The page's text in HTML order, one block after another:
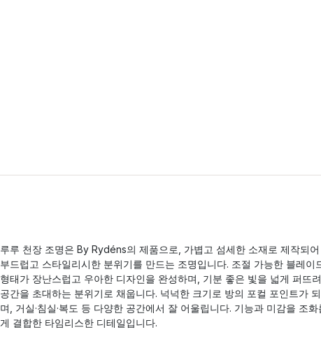
루루 천장 조명은 By Rydéns의 제품으로, 가볍고 섬세한 소재로 제작되어
부드럽고 스타일리시한 분위기를 만드는 조명입니다. 조절 가능한 블레이
형태가 장난스럽고 우아한 디자인을 완성하며, 기분 좋은 빛을 넓게 퍼뜨려
공간을 초대하는 분위기로 채웁니다. 넉넉한 크기로 방의 포컬 포인트가 되
며, 거실·침실·복도 등 다양한 공간에서 잘 어울립니다. 기능과 미감을 조화
게 결합한 타임리스한 디테일입니다.